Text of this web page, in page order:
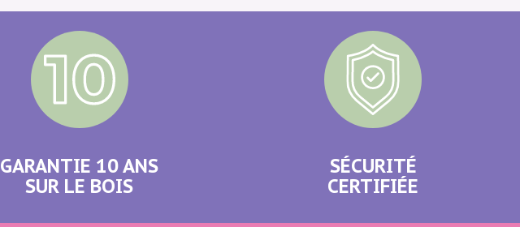
GARANTIE 10 ANS
SUR LE BOIS
SÉCURITÉ
CERTIFIÉE